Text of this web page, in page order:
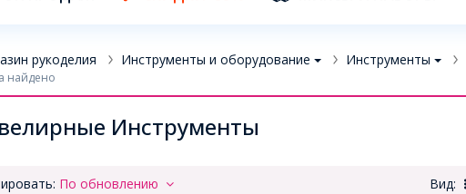
рукоделия Инструменты и оборудование Инструменты
найдено
Инструменты
По обновлению Вид: